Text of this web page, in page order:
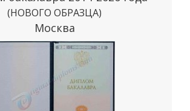
(НОВОГО ОБРАЗЦА)
Москва